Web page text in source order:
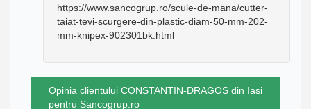
https://www.sancogrup.ro/scule-de-mana/cutter-
taiat-tevi-scurgere-din-plastic-diam-50-mm-202-
mm-knipex-902301bk.html
Opinia clientului CONSTANTIN-DRAGOS din Iasi
pentru Sancogrup.ro